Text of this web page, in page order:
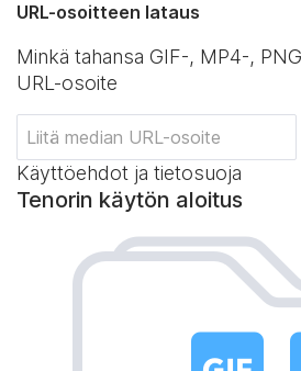
URL-osoitteen lataus
Minkä tahansa GIF-, MP4-,
URL-osoite
Käyttöehdot ja tietosuoja
Tenorin käytön aloitus